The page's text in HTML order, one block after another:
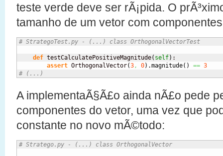
teste verde deve ser rÃ¡pida. O
tamanho de um vetor com
# StrategoTest.py - (...) class OrthogonalVectorTest
def testCalculatePositiveMagnitude( self) :
assert OrthogonalVector(3, 0) .magnitude( ) == 3
# (...)
A implementaÃ§Ã£o ainda nÃ£o pede
componentes do vetor, uma vez que
constante no novo mÃ©todo:
# Stratego.py - (...) class OrthogonalVector